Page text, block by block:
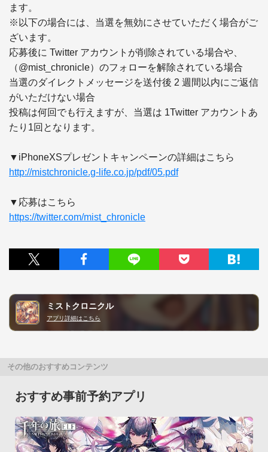
ます。
※以下の場合には、当選を無効にさせていただく場合がご
ざいます。
応募後に Twitter アカウントが削除されている場合や、
（@mist_chronicle）のフォローを解除されている場合
当選のダイレクトメッセージを送付後 2 週間以内にご返信
がいただけない場合
投稿は何回でも行えますが、当選は 1Twitter アカウントあ
たり1回となります。
http://mistchronicle.g-life.co.jp/pdf/05.pdf
https://twitter.com/mist_chronicle
ミストクロニクル
アプリ詳細はこちら
その他のおすすめコンテンツ
おすすめ事前予約アプリ